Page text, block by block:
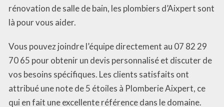
rénovation de salle de bain, les plombiers d’Aixpert sont
là pour vous aider.
Vous pouvez joindre l’équipe directement au 07 82 29
70 65 pour obtenir un devis personnalisé et discuter de
vos besoins spécifiques. Les clients satisfaits ont
attribué une note de 5 étoiles à Plomberie Aixpert, ce
qui en fait une excellente référence dans le domaine.